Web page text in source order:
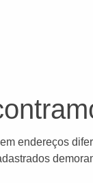
endereços